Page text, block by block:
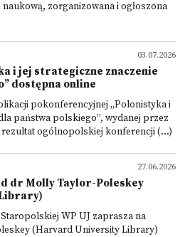
zorganizowana i ogłoszona
03.07.2026
i jej strategiczne znaczenie
dostępna online
pokonferencyjnej „Polonistyka i
państwa polskiego”, wydanej przez
rezultat ogólnopolskiej konferencji (...)
27.06.2026
dr Molly Taylor-Poleskey
WP UJ zaprasza na
(Harvard University Library)